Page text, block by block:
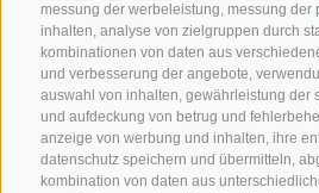
messung der werbeleistung, messung der
inhalten, analyse von zielgruppen durch
kombinationen von daten aus
und verbesserung der angebote,
auswahl von inhalten, gewährleistung der
und aufdeckung von betrug und
anzeige von werbung und inhalten, ihre
datenschutz speichern und übermitteln,
kombination von daten aus
+39 0472 765